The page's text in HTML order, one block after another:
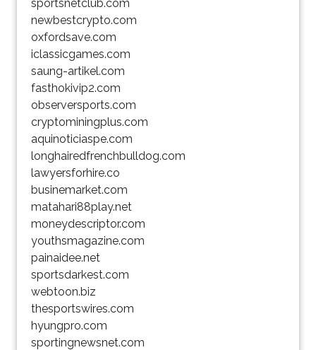
sportsnetclub.com
newbestcrypto.com
oxfordsave.com
iclassicgames.com
saung-artikel.com
fasthokivip2.com
observersports.com
cryptominingplus.com
aquinoticiaspe.com
longhairedfrenchbulldog.com
lawyersforhire.co
businemarket.com
matahari88play.net
moneydescriptor.com
youthsmagazine.com
painaidee.net
sportsdarkest.com
webtoon.biz
thesportswires.com
hyungpro.com
sportingnewsnet.com